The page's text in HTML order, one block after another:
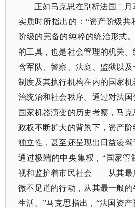
正如马克思在剖析法国二
实质时所指出的： “资产阶级共
阶级的完备的纯粹的统治形式
的工具，也是社会管理的机关
含军队、警察、法庭、监狱以
制度及其执行机构在内的国家
治统治和社会秩序。通过对法
国家机器演变的历史考察，马
政权不断扩大的背景下，资产
独立性，甚至还呈现出日益凌驾
通过极端的中央集权，“国家管
视和监护着市民社会——从其最
微不足道的行动，从其最一般
生活。”马克思指出，“法国资